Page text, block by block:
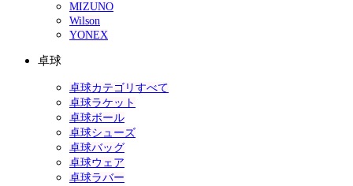
MIZUNO
Wilson
YONEX
卓球
卓球カテゴリすべて
卓球ラケット
卓球ボール
卓球シューズ
卓球バッグ
卓球ウェア
卓球ラバー